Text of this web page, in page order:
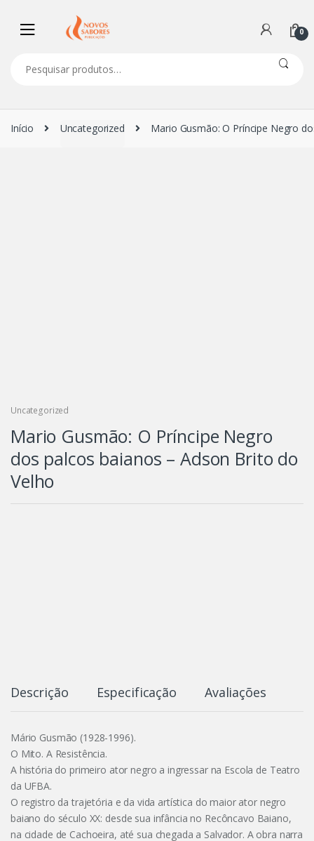
comentários
0
por:
Início Uncategorized Mario Gusmão: O Príncipe Negro
Uncategorized
Mario Gusmão: O Príncipe Negro
dos palcos baianos – Adson Brito do
Velho
Descrição Especificação Avaliações
Mário Gusmão (1928-1996).
O Mito. A Resistência.
A história do primeiro ator negro a ingressar na Escola de Teatro
da UFBA.
O registro da trajetória e da vida artística do maior ator negro
baiano do século XX: desde sua infância no Recôncavo Baiano,
na cidade de Cachoeira, até sua chegada a Salvador. A obra narra